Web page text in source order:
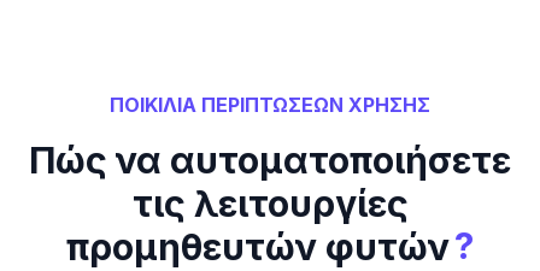
ΠΟΙΚΙΛΙΑ ΠΕΡΙΠΤΩΣΕΩΝ ΧΡΗΣΗΣ
Πώς να αυτοματοποιήσετε
τις λειτουργίες
προμηθευτών φυτών?